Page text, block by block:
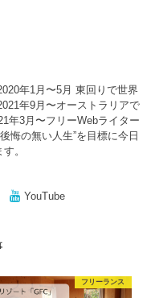
年1月〜5月 東回りで世界
年9月〜オーストラリアで
年3月〜フリーWebライター
悔の無い人生”を目標に今日
。
YouTube
フリーランス